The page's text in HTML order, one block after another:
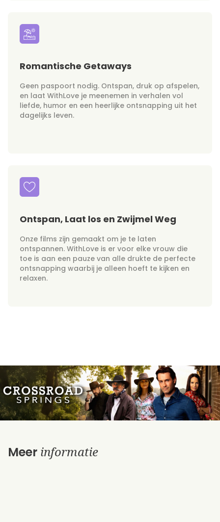
Romantische Getaways
Geen paspoort nodig. Ontspan, druk op afspelen,
en laat WithLove je meenemen in verhalen vol
liefde, humor en een heerlijke ontsnapping uit het
dagelijks leven.
Ontspan, Laat los en Zwijmel Weg
Onze films zijn gemaakt om je te laten
ontspannen. WithLove is er voor elke vrouw die
toe is aan een pauze van alle drukte de perfecte
ontsnapping waarbij je alleen hoeft te kijken en
relaxen.
Meer informatie